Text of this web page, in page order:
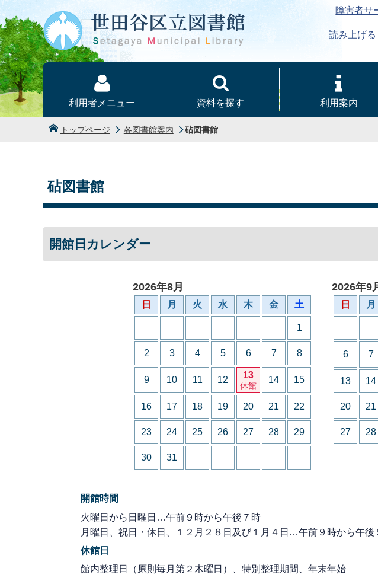
本文へ
障害者サ
読み上げる
利用者メニュー 資料を探す 利用案内
トップページ 各図書館案内 砧図書館
砧図書館
開館日カレンダー
2026年8月
日 月 火 水 木 金 土
1
2 3 4 5 6 7 8
9 10 11 12 13
休館
14 15
16 17 18 19 20 21 22
23 24 25 26 27 28 29
30 31
2026年9
日 月
6 7
13 14
20 21
27 28
開館時間
火曜日から日曜日…午前９時から午後７時
月曜日、祝日・休日、１２月２８日及び１月４日…午前９時から午後
休館日
館内整理日（原則毎月第２木曜日）、特別整理期間、年末年始